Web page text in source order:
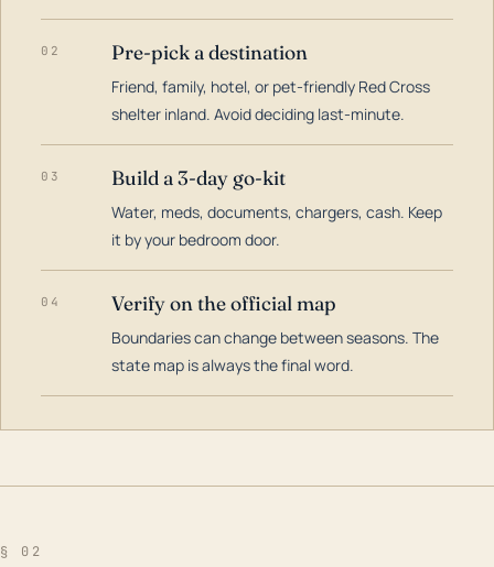
02 Pre-pick a destination
Friend, family, hotel, or pet-friendly Red Cross
shelter inland. Avoid deciding last-minute.
03 Build a 3-day go-kit
Water, meds, documents, chargers, cash. Keep
it by your bedroom door.
04 Verify on the official map
Boundaries can change between seasons. The
state map is always the final word.
§ 02